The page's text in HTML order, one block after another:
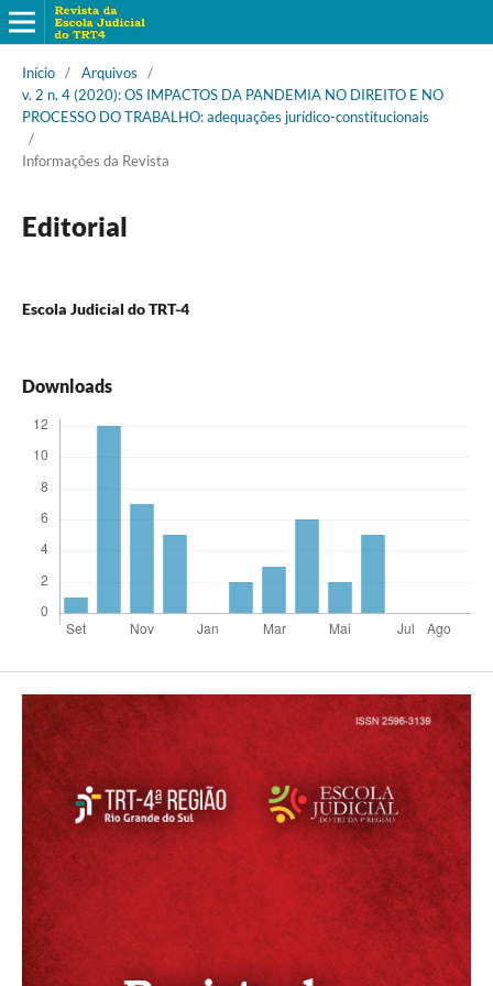
Início / Arquivos
/
v. 2 n. 4 (2020): OS IMPACTOS DA PANDEMIA NO DIREITO E NO
PROCESSO DO TRABALHO: adequações jurídico-constitucionais
/
Informações da Revista
Editorial
Escola Judicial do TRT-4
Downloads